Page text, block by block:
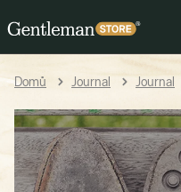
Domů Journal Journal